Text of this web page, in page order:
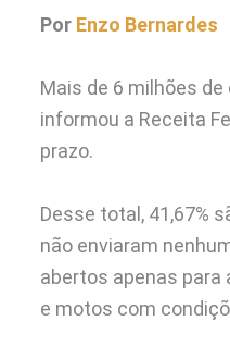
Por Enzo Bernardes
Mais de 6 milhões
informou a Receita
prazo.
Desse total, 41,67%
não enviaram
abertos apenas para
e motos com